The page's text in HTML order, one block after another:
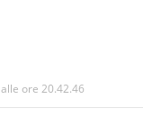
ore 20.42.46